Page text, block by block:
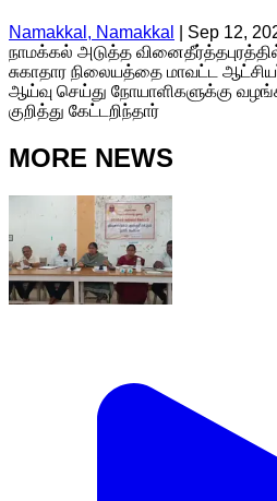
Namakkal, Namakkal
Sep 12,
நாமக்கல் அடுத்த
சுகாதார நிலையத்தை மாவட்ட
ஆய்வு செய்து நோயாளிகளுக்கு
குறித்து கேட்டறிந்தார்
MORE NEWS